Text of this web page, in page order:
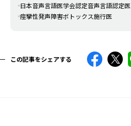
日本音声言語医学会認定音声言語認定医
痙攣性発声障害ボトックス施行医
この記事をシェアする